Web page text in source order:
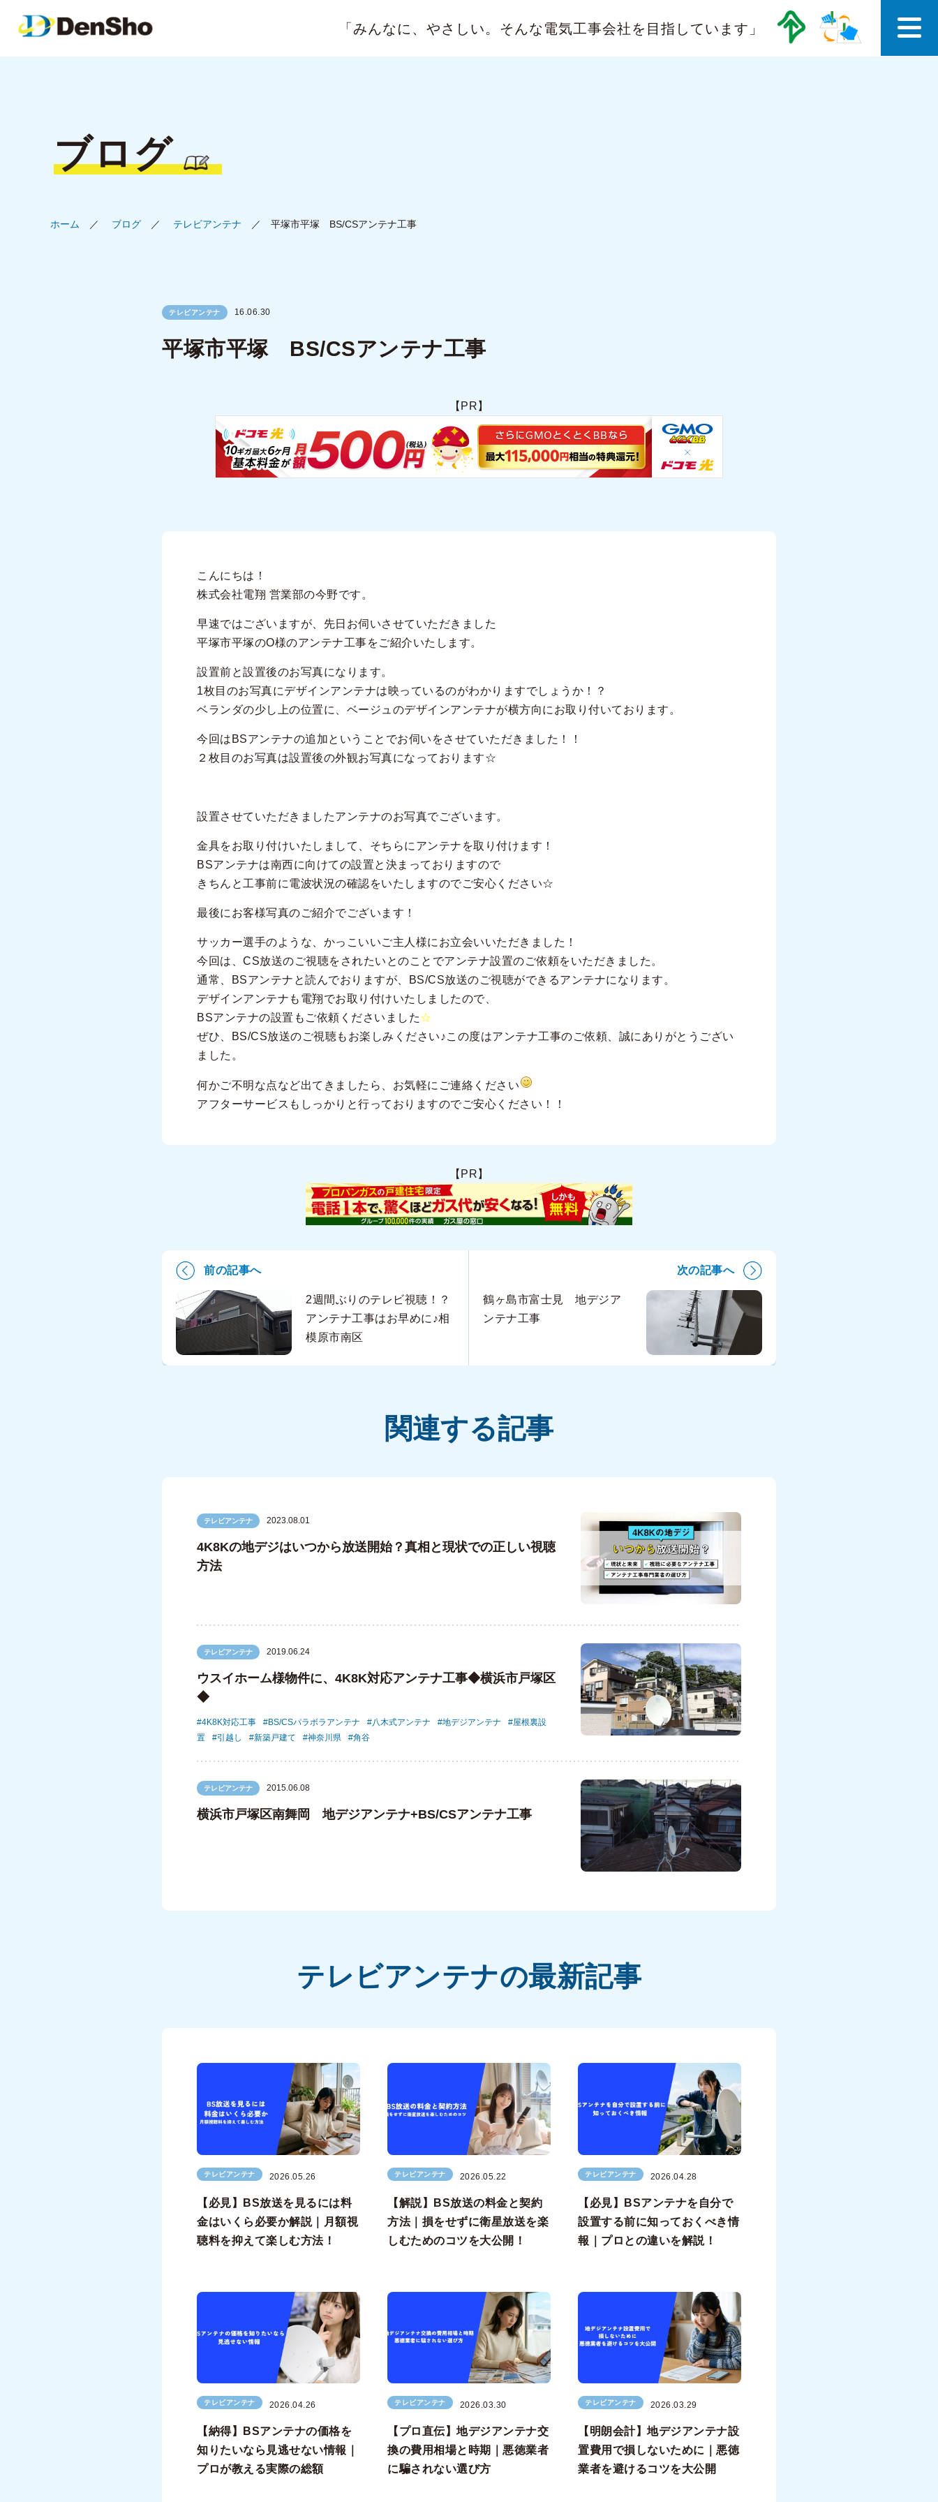
「みんなに、やさしい。 そんな電気工事会社を目指しています」
ブログ
ホーム ブログ テレビアンテナ 平塚市平塚 BS/CSアンテナ工事
テレビアンテナ 16.06.30
平塚市平塚 BS/CSアンテナ工事
【PR】
こんにちは！
株式会社電翔 営業部の今野です。
早速ではございますが、先日お伺いさせていただきました
平塚市平塚のO様のアンテナ工事をご紹介いたします。
設置前と設置後のお写真になります。
1枚目のお写真にデザインアンテナは映っているのがわかりますでしょうか！？
ベランダの少し上の位置に、ベージュのデザインアンテナが横方向にお取り付いております。
今回はBSアンテナの追加ということでお伺いをさせていただきました！！
２枚目のお写真は設置後の外観お写真になっております☆
設置させていただきましたアンテナのお写真でございます。
金具をお取り付けいたしまして、そちらにアンテナを取り付けます！
BSアンテナは南西に向けての設置と決まっておりますので
きちんと工事前に電波状況の確認をいたしますのでご安心ください☆
最後にお客様写真のご紹介でございます！
サッカー選手のような、かっこいいご主人様にお立会いいただきました！
今回は、CS放送のご視聴をされたいとのことでアンテナ設置のご依頼をいただきました。
通常、BSアンテナと読んでおりますが、BS/CS放送のご視聴ができるアンテナになります。
デザインアンテナも電翔でお取り付けいたしましたので、
BSアンテナの設置もご依頼くださいました☆
ぜひ、BS/CS放送のご視聴もお楽しみください♪この度はアンテナ工事のご依頼、誠にありがとうござい
ました。
何かご不明な点など出てきましたら、お気軽にご連絡ください
アフターサービスもしっかりと行っておりますのでご安心ください！！
【PR】
前の記事へ
2週間ぶりのテレビ視聴！？
アンテナ工事はお早めに♪相
模原市南区
次の記事へ
鶴ヶ島市富士見 地デジア
ンテナ工事
関連する記事
テレビアンテナ 2023.08.01
4K8Kの地デジはいつから放送開始？真相と現状での正しい視聴
方法
テレビアンテナ 2019.06.24
ウスイホーム様物件に、4K8K対応アンテナ工事◆横浜市戸塚区
◆
4K8K対応工事 BS/CSパラボラアンテナ 八木式アンテナ 地デジアンテナ
屋根裏設
置
引越し 新築戸建て 神奈川県 角谷
テレビアンテナ 2015.06.08
横浜市戸塚区南舞岡 地デジアンテナ+BS/CSアンテナ工事
テレビアンテナの最新記事
テレビアンテナ 2026.05.26
【必見】BS放送を見るには料
金はいくら必要か解説｜月額視
聴料を抑えて楽しむ方法！
テレビアンテナ 2026.05.22
【解説】BS放送の料金と契約
方法｜損をせずに衛星放送を楽
しむためのコツを大公開！
テレビアンテナ 2026.04.28
【必見】BSアンテナを自分で
設置する前に知っておくべき情
報｜プロとの違いを解説！
テレビアンテナ 2026.04.26
【納得】BSアンテナの価格を
知りたいなら見逃せない情報｜
プロが教える実際の総額
テレビアンテナ 2026.03.30
【プロ直伝】地デジアンテナ交
換の費用相場と時期｜悪徳業者
に騙されない選び方
テレビアンテナ 2026.03.29
【明朗会計】地デジアンテナ設
置費用で損しないために｜悪徳
業者を避けるコツを大公開